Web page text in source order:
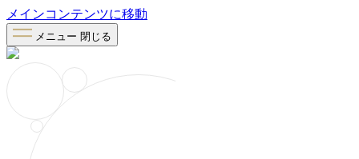
メインコンテンツに移動
メニュー 閉じる